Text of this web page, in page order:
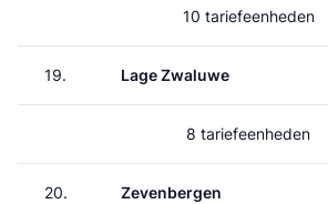
10 tariefeenheden
19. Lage Zwaluwe
8 tariefeenheden
20. Zevenbergen